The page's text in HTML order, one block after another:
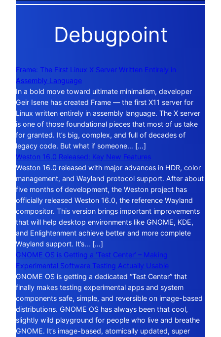
Debugpoint
Frame: The First Linux X Server Written Entirely in
Assembly Language
In a bold move toward ultimate minimalism, developer
Geir Isene has created Frame — the first X11 server for
Linux written entirely in assembly language. The X server
is one of those foundational pieces that most of us take
for granted. It’s big, complex, and full of decades of
legacy code. But what if someone… […]
Weston 16.0 Released: Key New Features
Weston 16.0 released with major advances in HDR, color
management, and Wayland protocol support. After about
five months of development, the Weston project has
officially released Weston 16.0, the reference Wayland
compositor. This version brings important improvements
that will help desktop environments like GNOME, KDE,
and Enlightenment achieve better and more complete
Wayland support. It’s… […]
GNOME OS is Getting a ‘Test Center’ – Making
Experimental Software Testing Actually Usable
GNOME OS is getting a dedicated “Test Center” that
finally makes testing experimental apps and system
components safe, simple, and reversible on image-based
distributions. GNOME OS has always been that cool,
slightly wild playground for people who live and breathe
GNOME. It’s image-based, atomically updated, super